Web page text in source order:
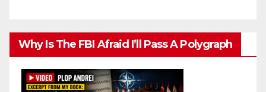
Why Is The FBI Afraid I’ll Pass A Polygraph